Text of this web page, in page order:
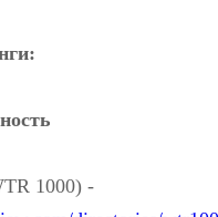
1000) -